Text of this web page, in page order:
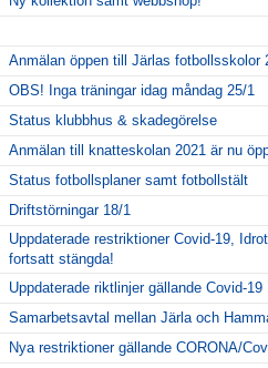
Anmälan öppen till Järlas fotbollsskolor
OBS! Inga träningar idag måndag 25/1
Status klubbhus & skadegörelse
Anmälan till knatteskolan 2021 är nu
Status fotbollsplaner samt fotbollstält
Driftstörningar 18/1
Uppdaterade restriktioner Covid-19,
fortsatt stängda!
Uppdaterade riktlinjer gällande Covid-19
Samarbetsavtal mellan Järla och
Nya restriktioner gällande CORONA/